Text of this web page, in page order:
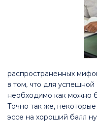
распространенных
в том, что для успешной
необходимо как можно
Точно так же,
эссе на хороший балл